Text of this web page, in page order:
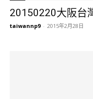
20150220大阪台
taiwannp9 - 2015年2月28日